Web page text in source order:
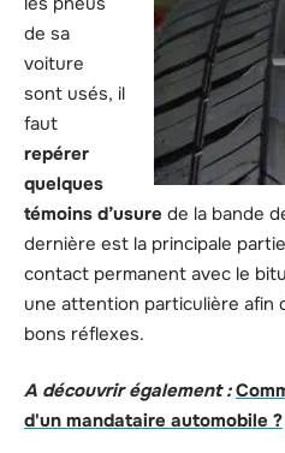
de sa
voiture
sont usés, il
faut
repérer
quelques
témoins d’usure de la bande
dernière est la principale
contact permanent avec le
une attention particulière afin
bons réflexes.
A découvrir également :
d'un mandataire automobile ?